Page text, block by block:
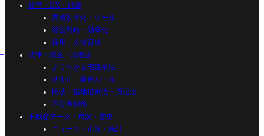
経営・DX・組織
業務効率化・ツール
経営戦略・効率化
採用・人材育成
法律・税金・法改正
よくわかる宅建業法
法改正・最新ルール
民法・借地借家法・周辺法
不動産税務
不動産データ・市況・歴史
ニュース・市況・統計